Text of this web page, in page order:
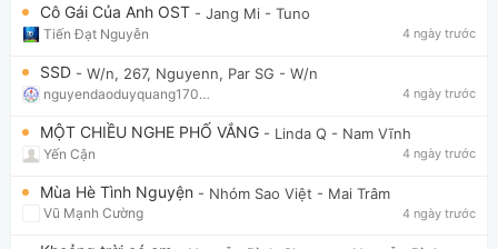
Cô Gái Của Anh OST - Jang Mi - Tuno
Tiến Đạt Nguyễn 4 ngày trước
SSD - W/n, 267, Nguyenn, Par SG - W/n
nguyendaoduyquang17021 4 ngày trước
MỘT CHIỀU NGHE PHỐ VẮNG - Linda Q - Nam Vĩnh
Yến Cận 4 ngày trước
Mùa Hè Tình Nguyện - Nhóm Sao Việt - Mai Trâm
Vũ Mạnh Cường 4 ngày trước